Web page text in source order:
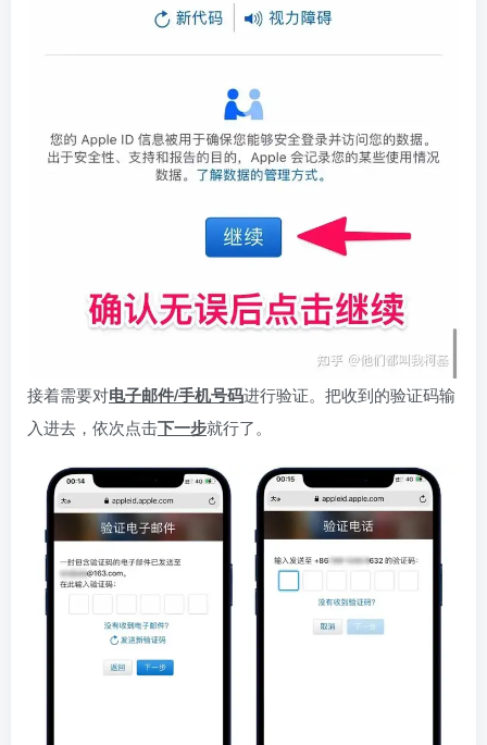
接着需要对电子邮件/手机号码进行验证。把收到的验证码输
入进去，依次点击下一步就行了。